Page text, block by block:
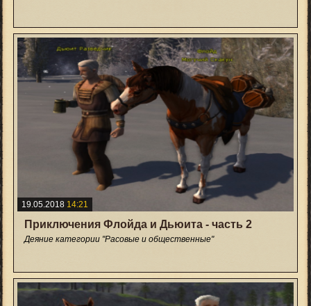
19.05.2018 14:21
Приключения Флойда и Дьюита - часть 2
Деяние категории "Расовые и общественные"